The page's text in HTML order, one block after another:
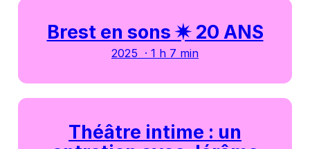
Brest en sons ✷ 20 ANS
2025 · 1 h 7 min
Théâtre intime : un